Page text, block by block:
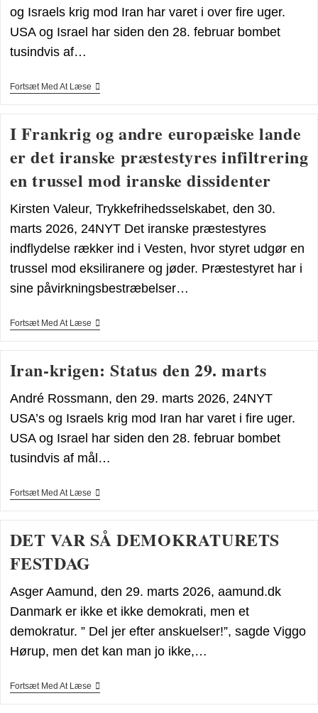
og Israels krig mod Iran har varet i over fire uger.
USA og Israel har siden den 28. februar bombet
tusindvis af…
Fortsæt Med At LæseAktiemarkederne
Om
At
Krigen
Slutter
I Frankrig og andre europæiske lande
er det iranske præstestyres infiltrering
en trussel mod iranske dissidenter
Kirsten Valeur, Trykkefrihedsselskabet, den 30.
marts 2026, 24NYT Det iranske præstestyres
indflydelse rækker ind i Vesten, hvor styret udgør en
trussel mod eksiliranere og jøder. Præstestyret har i
sine påvirkningsbestræbelser…
Fortsæt Med At LæseI
Europæiske
Lande
Det
Iranske
Præstestyres
Infiltrering
Trussel
Dissidenter
Iran-krigen: Status den 29. marts
André Rossmann, den 29. marts 2026, 24NYT
USA’s og Israels krig mod Iran har varet i fire uger.
USA og Israel har siden den 28. februar bombet
tusindvis af mål…
Fortsæt Med At LæseIran-
29.
Marts
DET VAR SÅ DEMOKRATURETS
FESTDAG
Asger Aamund, den 29. marts 2026, aamund.dk
Danmark er ikke et ikke demokrati, men et
demokratur. ” Del jer efter anskuelser!”, sagde Viggo
Hørup, men det kan man jo ikke,…
Fortsæt Med At LæseDET